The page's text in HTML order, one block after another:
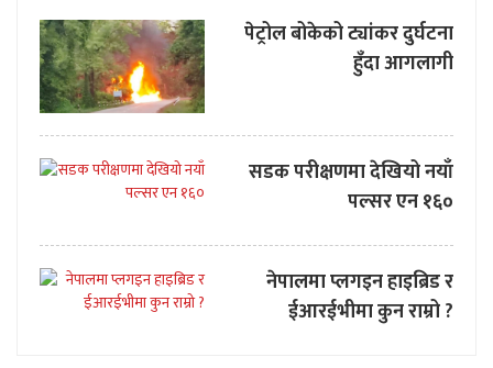
पेट्रोल बोकेको ट्यांकर दुर्घटना
हुँदा आगलागी
सडक परीक्षणमा देखियो नयाँ
पल्सर एन १६०
नेपालमा प्लगइन हाइब्रिड र
ईआरईभीमा कुन राम्रो ?